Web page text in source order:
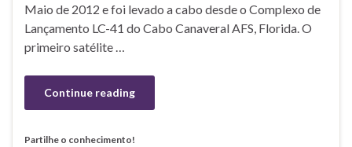
Maio de 2012 e foi levado a cabo desde o Complexo de
Lançamento LC-41 do Cabo Canaveral AFS, Florida. O
primeiro satélite …
Continue reading
Partilhe o conhecimento!